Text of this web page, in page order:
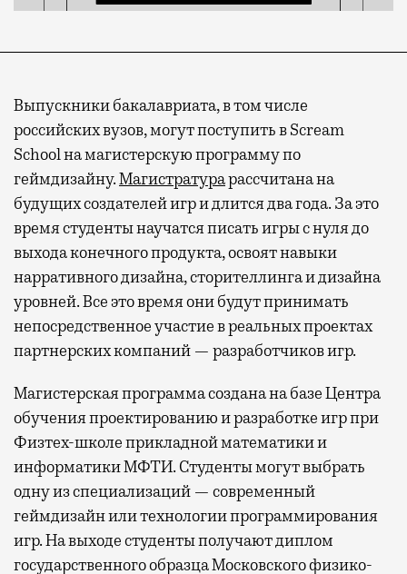
Выпускники бакалавриата, в том числе
российских вузов, могут поступить в Scream
School на магистерскую программу по
геймдизайну.Магистратурарассчитана на
будущих создателей игр и длится два года. За это
время студенты научатся писать игры с нуля до
выхода конечного продукта, освоят навыки
нарративного дизайна, сторителлинга и дизайна
уровней. Все это время они будут принимать
непосредственное участие в реальных проектах
партнерских компаний — разработчиков игр.
Магистерская программа создана на базе Центра
обучения проектированию и разработке игр при
Физтех-школе прикладной математики и
информатики МФТИ. Студенты могут выбрать
одну из специализаций — современный
геймдизайн или технологии программирования
игр. На выходе студенты получают диплом
государственного образца Московского физико-